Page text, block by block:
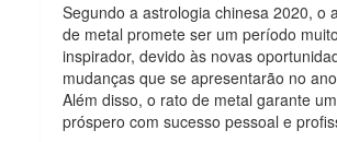
Segundo a astrologia chinesa 2020, o
de metal promete ser um período
inspirador, devido às novas
mudanças que se apresentarão no
Além disso, o rato de metal garante
próspero com sucesso pessoal e